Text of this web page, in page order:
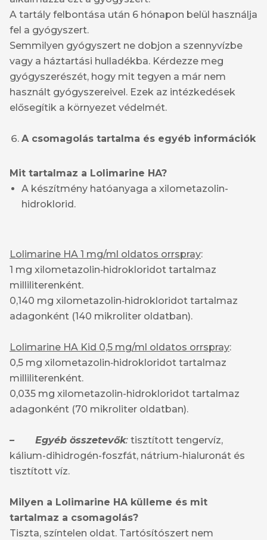
A tartály felbontása után 6 hónapon belül használja
fel a gyógyszert.
Semmilyen gyógyszert ne dobjon a szennyvízbe
vagy a háztartási hulladékba. Kérdezze meg
gyógyszerészét, hogy mit tegyen a már nem
használt gyógyszereivel. Ezek az intézkedések
elősegítik a környezet védelmét.
A csomagolás tartalma és egyéb információk
Mit tartalmaz a Lolimarine HA?
A készítmény hatóanyaga a xilometazolin-
hidroklorid.
Lolimarine HA 1 mg/ml oldatos orrspray:
1 mg xilometazolin‑hidrokloridot tartalmaz
milliliterenként.
0,140 mg xilometazolin‑hidrokloridot tartalmaz
adagonként (140 mikroliter oldatban).
Lolimarine HA Kid 0,5 mg/ml oldatos orrspray:
0,5 mg xilometazolin‑hidrokloridot tartalmaz
milliliterenként.
0,035 mg xilometazolin-hidrokloridot tartalmaz
adagonként (70 mikroliter oldatban).
– Egyéb összetevők: tisztított tengervíz,
kálium-dihidrogén-foszfát, nátrium-hialuronát és
tisztított víz.
Milyen a Lolimarine HA külleme és mit
tartalmaz a csomagolás?
Tiszta, színtelen oldat. Tartósítószert nem